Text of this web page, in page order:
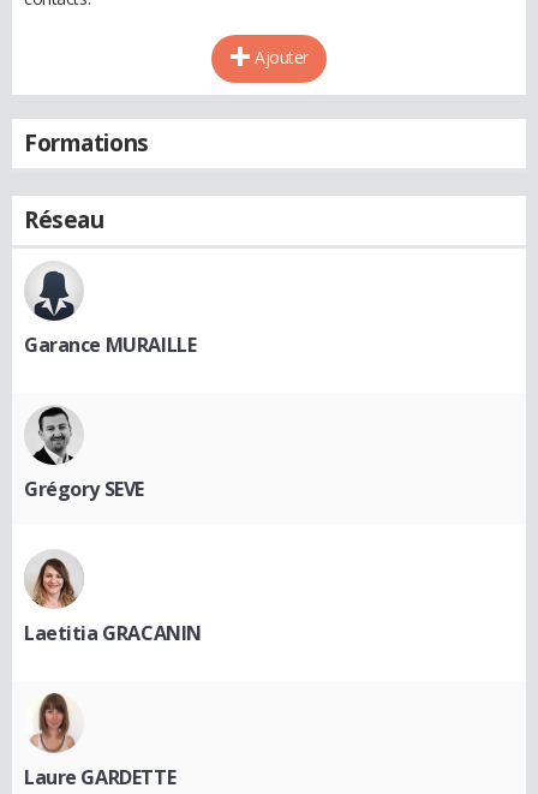
Ajouter
Formations
Réseau
Garance MURAILLE
Grégory SEVE
Laetitia GRACANIN
Laure GARDETTE